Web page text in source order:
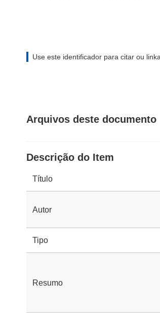
Use este identificador para citar ou
Arquivos deste documento
Descrição do Item
Título
Autor
Tipo
Resumo